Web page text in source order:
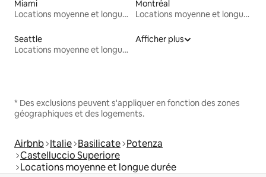
Miami
Locations moyenne et longue durée
Montréal
Locations moyenne et longue durée
Seattle
Locations moyenne et longue durée
Afficher plus
* Des exclusions peuvent s'appliquer en fonction des zones
géographiques et des logements.
Airbnb Italie Basilicate Potenza
Castelluccio Superiore
Locations moyenne et longue durée